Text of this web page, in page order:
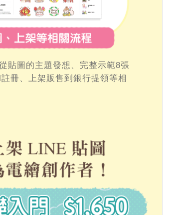
貼圖的主題發想、完整示範8張
冊、上架販售到銀行提領等相